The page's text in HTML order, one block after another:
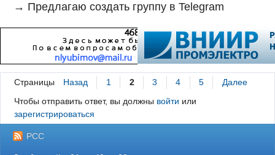
→ Предлагаю создать группу в Telegram
Страницы Назад 1 2 3 4 5
Далее
Чтобы отправить ответ, вы должны войти или
зарегистрироваться
РСС